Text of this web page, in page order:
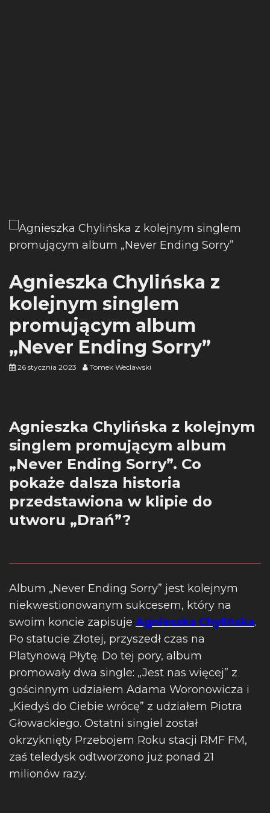
Agnieszka Chylińska z
kolejnym singlem
promującym album
„Never Ending Sorry”
26 stycznia 2023 Tomek Weclawski
Agnieszka Chylińska z kolejnym
singlem promującym album
„Never Ending Sorry”. Co
pokaże dalsza historia
przedstawiona w klipie do
utworu „Drań”?
Album „Never Ending Sorry” jest kolejnym
niekwestionowanym sukcesem, który na
swoim koncie zapisuje Agnieszka Chylińska.
Po statucie Złotej, przyszedł czas na
Platynową Płytę. Do tej pory, album
promowały dwa single: „Jest nas więcej” z
gościnnym udziałem Adama Woronowicza i
„Kiedyś do Ciebie wrócę” z udziałem Piotra
Głowackiego. Ostatni singiel został
okrzyknięty Przebojem Roku stacji RMF FM,
zaś teledysk odtworzono już ponad 21
milionów razy.